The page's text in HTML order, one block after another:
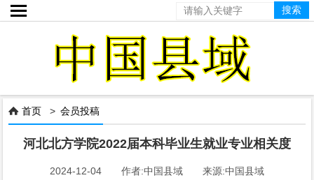

 首页 >会员投稿
河北北方学院2022届本科毕业生就业专业相关度
2024-12-04 作者:中国县域 来源:中国县域